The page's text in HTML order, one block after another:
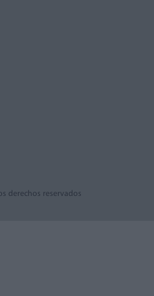
derechos reservados